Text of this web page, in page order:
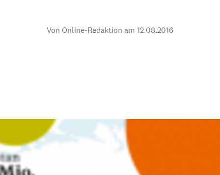
Von Online-Redaktion am 12.08.2016